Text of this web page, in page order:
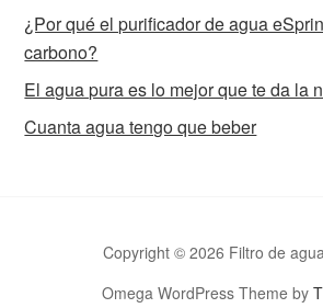
¿Por qué el purificador de agua
carbono?
El agua pura es lo mejor que te da la
Cuanta agua tengo que beber
Copyright © 2026 Filtro de
Omega WordPress Theme by